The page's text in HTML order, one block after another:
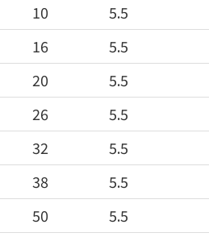
10
5.5
16
5.5
20
5.5
26
5.5
32
5.5
38
5.5
50
5.5